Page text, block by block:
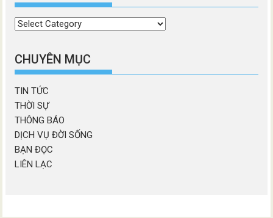
Chọn
mục
CHUYÊN MỤC
TIN TỨC
THỜI SỰ
THÔNG BÁO
DỊCH VỤ ĐỜI SỐNG
BẠN ĐỌC
LIÊN LẠC